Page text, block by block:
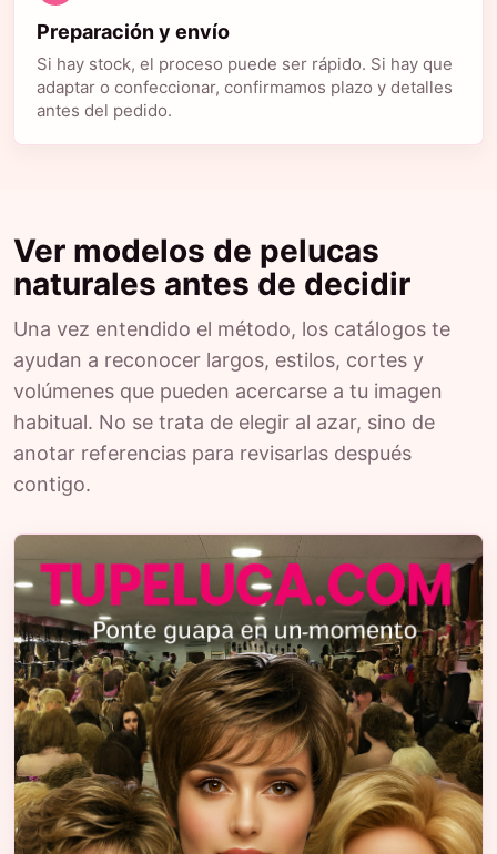
Preparación y envío
Si hay stock, el proceso puede ser rápido. Si hay que
adaptar o confeccionar, confirmamos plazo y detalles
antes del pedido.
Ver modelos de pelucas
naturales antes de decidir
Una vez entendido el método, los catálogos te
ayudan a reconocer largos, estilos, cortes y
volúmenes que pueden acercarse a tu imagen
habitual. No se trata de elegir al azar, sino de
anotar referencias para revisarlas después
contigo.